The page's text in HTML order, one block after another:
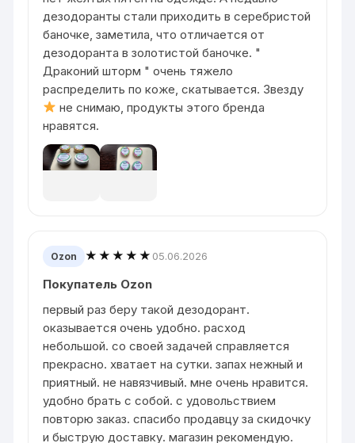
дезодоранты стали приходить в серебристой
баночке, заметила, что отличается от
дезодоранта в золотистой баночке. "
Драконий шторм " очень тяжело
распределить по коже, скатывается. Звезду
не снимаю, продукты этого бренда
нравятся.
Ozon ★★★★★ 05.06.2026
Покупатель Ozon
первый раз беру такой дезодорант.
оказывается очень удобно. расход
небольшой. со своей задачей справляется
прекрасно. хватает на сутки. запах нежный и
приятный. не навязчивый. мне очень нравится.
удобно брать с собой. с удовольствием
повторю заказ. спасибо продавцу за скидочку
и быструю доставку. магазин рекомендую.